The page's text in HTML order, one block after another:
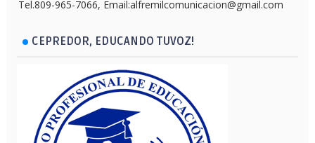
Tel.809-965-7066, Email:alfremilcomunicacion@gmail.com
CEPREDOR, EDUCANDO TUVOZ!